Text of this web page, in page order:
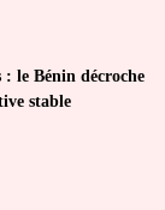
le Bénin décroche
stable